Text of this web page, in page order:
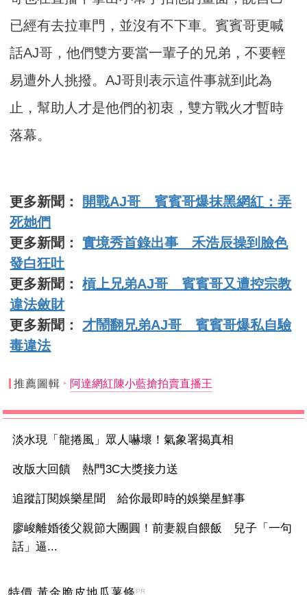
已經有去拉車門，並沒有不下車。賓賓哥更喊
話AJ哥，他們雙方要當一輩子的兄弟，不要輕
易遭外人挑撥。AJ哥則表示這件事就到此為
止，幫助人才是他們的初衷，雙方戰火才暫時
落幕。
更多新聞：
開戰AJ哥 賓賓哥爆抹黑網紅：弄
死她們
更多新聞：實境秀首錄出事 禾浩辰操到臉色
發白狂吐
更多新聞：槓上兄弟AJ哥 賓賓哥又遭控宗教
違法斂財
更多新聞： 才鬧翻兄弟AJ哥 賓賓哥爆私自驗
毒違法
推薦圖輯 阿達網紅陳小藍搶拍賣直播王
淡水現「龍捲風」眾人嚇壞！氣象署揭真相
改版大回饋 熱門3C大獎接力送
追蹤訂閱娛樂星聞 給你最即時的娛樂星鮮事
廖峻離婚後父親節大團圓！前妻親自餵飯 兒子「一句
話」逼...
特價 黃金脆皮地瓜薯條 PR